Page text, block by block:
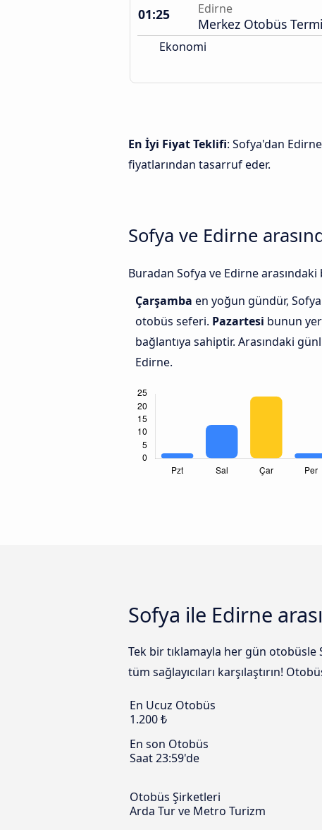
01:25
Edirne
Merkez Otobüs
Ekonomi
En İyi Fiyat Teklifi: Sofya'dan
fiyatlarından tasarruf eder.
Sofya ve Edirne
Buradan Sofya ve Edirne
Çarşamba en yoğun gündür,
otobüs seferi. Pazartesi bunun
bağlantıya sahiptir. Arasındaki
Edirne.
Sofya ile Edirne
Tek bir tıklamayla her gün otobüsle
tüm sağlayıcıları karşılaştırın!
En Ucuz Otobüs
1.200 ₺
En son Otobüs
Saat 23:59'de
Otobüs Şirketleri
Arda Tur ve Metro Turizm